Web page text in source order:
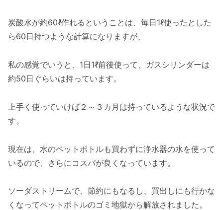
炭酸水が約60ℓ作れるということは、毎日1ℓ使ったとした
ら60日持つような計算になりますが、
私の感覚でいうと、1日1ℓ前後使って、ガスシリンダーは
約50日ぐらいは持っています。
上手く使っていけば２～３カ月は持っているような状況で
す。
現在は、水のペットボトルも買わずに浄水器の水を使って
いるので、さらにコスパが良くなっています。
ソーダストリームで、節約にもなるし、買出しにも行かな
くなってペットボトルのゴミ地獄から解放されました。